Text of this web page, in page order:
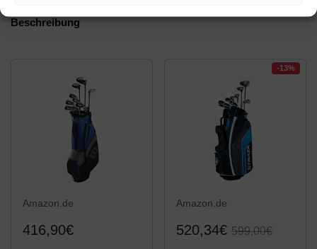
Beschreibung
Amazon.de
416,90€
-13%
Amazon.de
520,34€ 599,00€